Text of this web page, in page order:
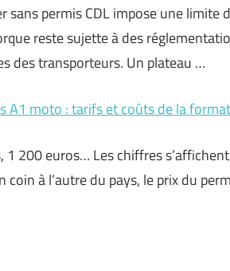
sans permis CDL impose une
reste sujette à des
des transporteurs. Un plateau …
A1 moto : tarifs et coûts de la
1 200 euros… Les chiffres
coin à l’autre du pays, le prix du